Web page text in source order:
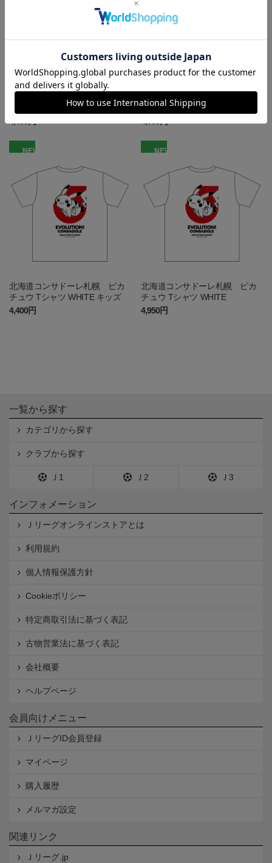
チュウ Tシャツ BLACK キッズ
チュウ Tシャツ BLACK
NEW
北海道コンサドーレ札幌 ピカ
チュウ Tシャツ WHITE キッズ
4,400円
NEW
北海道コンサドーレ札幌 ピカ
チュウ Tシャツ WHITE
4,950円
一覧から探す
カテゴリから探す
クラブから探す
Ｊ1 Ｊ2 Ｊ3
インフォメーション
Ｊリーグオンラインストアとは
利用規約
個人情報保護方針
Cookieポリシー
特定商取引法に基づく表記
古物営業法に基づく表記
会社概要
ヘルプページ
会員向けメニュー
ＪリーグID会員登録
マイページ
購入履歴
メルマガ設定
関連リンク
Ｊリーグ.jp